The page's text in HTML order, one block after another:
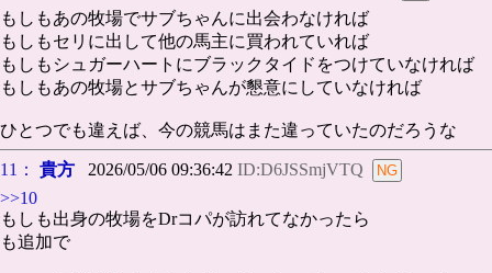
もしもあの牧場でサブちゃんに出会わなければ
もしもセリに出して他の馬主に買われていれば
もしもシュガーハートにブラックタイドをつけていなければ
もしもあの牧場とサブちゃんが懇意にしていなければ
ひとつでも違えば、今の競馬はまた違っていたのだろうな
11： 貴方 2026/05/06 09:36:42 ID:D6JSSmjVTQ
>>10
もしも出身の牧場をDrコパが訪れてなかったら
も追加で